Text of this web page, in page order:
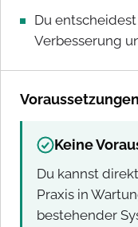
Du
Verbesserung
Voraussetzungen
Keine
Du kannst
Praxis in
bestehender